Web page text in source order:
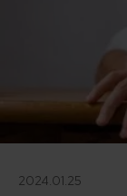
2024.01.25